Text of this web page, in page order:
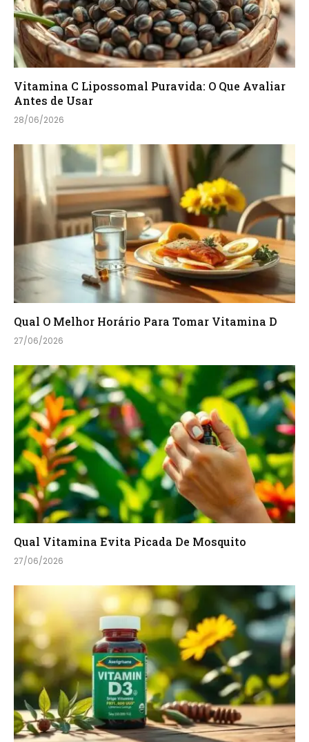
Vitamina C Lipossomal Puravida: O Que Avaliar
Antes de Usar
28/06/2026
Qual O Melhor Horário Para Tomar Vitamina D
27/06/2026
Qual Vitamina Evita Picada De Mosquito
27/06/2026